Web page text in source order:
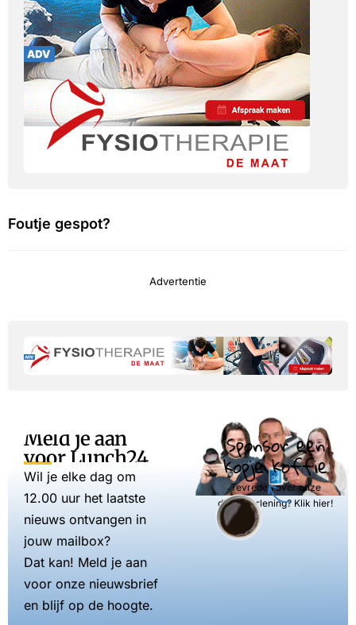
Foutje gespot?
Advertentie
Meld je aan
voor Lunch24
Wil je elke dag om
12.00 uur het laatste
nieuws ontvangen in
jouw mailbox?
Dat kan! Meld je aan
voor onze nieuwsbrief
en blijf op de hoogte.
Sponsor een
kopje koffie
Tevreden over onze
dienstverlening? Klik hier!